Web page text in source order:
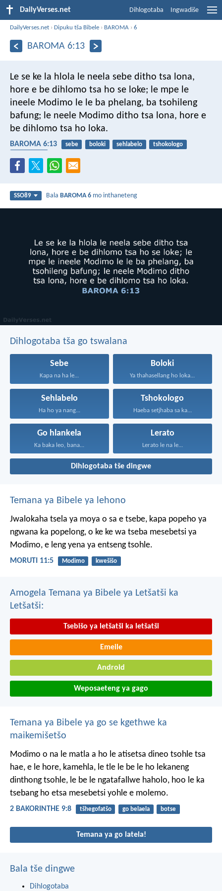
DailyVerses.net Dihlogotaba Ingwadiše
DailyVerses.net ›Dipuku tša Bibele › BAROMA ›6
BAROMA 6:13
Le se ke la hlola le neela sebe ditho tsa lona,
hore e be dihlomo tsa ho se loke; le mpe le
ineele Modimo le le ba phelang, ba tsohileng
bafung; le neele Modimo ditho tsa lona, hore e
be dihlomo tsa ho loka.
BAROMA 6:13 sebe boloki sehlabelo
tshokologo
SSO89 BalaBAROMA 6 mo inthaneteng
Dihlogotaba tša go tswalana
Sebe
Kapa na ha le...
Boloki
Ya thahasellang ho loka...
Sehlabelo
Ha ho ya nang...
Tshokologo
Haeba setjhaba sa ka...
Go hlankela
Ka baka leo, bana...
Lerato
Lerato le na le...
Dihlogotaba tše dingwe
Temana ya Bibele ya lehono
Jwalokaha tsela ya moya o sa e tsebe, kapa popeho ya
ngwana ka popelong, o ke ke wa tseba mesebetsi ya
Modimo, e leng yena ya entseng tsohle.
MORUTI 11:5 Modimo kwešišo
Amogela Temana ya Bibele ya Letšatši ka
Letšatši:
Tsebišo ya letšatši ka letšatši
Emeile
Android
Weposaeteng ya gago
Temana ya Bibele ya go se kgethwe ka
maikemišetšo
Modimo o na le matla a ho le atisetsa dineo tsohle tsa
hae, e le hore, kamehla, le tle le be le ho lekaneng
dinthong tsohle, le be le ngatafallwe haholo, hoo le ka
tsebang ho etsa mesebetsi yohle e molemo.
2 BAKORINTHE 9:8 tšhegofatšo go belaela botse
Temana ya go latela!
Bala tše dingwe
Dihlogotaba